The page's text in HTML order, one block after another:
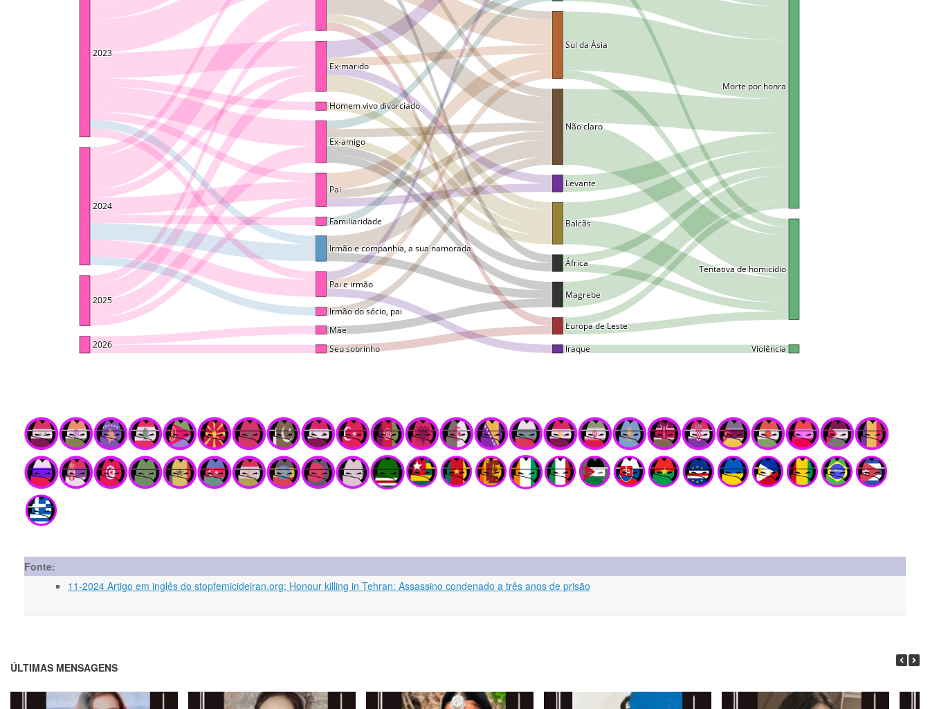
Fonte:
11-2024 Artigo em inglês do stopfemicideiran.org: Honour killing in Tehran: Assassino condenado a três anos de prisão
ÚLTIMAS MENSAGENS